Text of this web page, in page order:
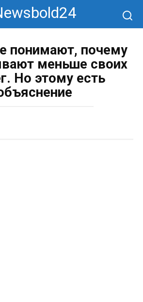
понимают, почему
меньше своих
Но этому есть